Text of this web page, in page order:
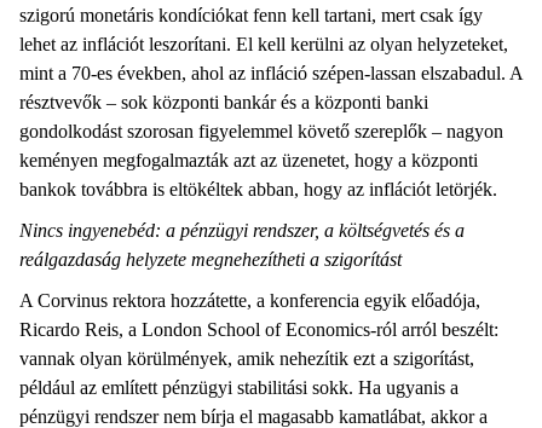
szigorú monetáris kondíciókat fenn kell tartani, mert csak így
lehet az inflációt leszorítani. El kell kerülni az olyan helyzeteket,
mint a 70-es években, ahol az infláció szépen-lassan elszabadul. A
résztvevők – sok központi bankár és a központi banki
gondolkodást szorosan figyelemmel követő szereplők – nagyon
keményen megfogalmazták azt az üzenetet, hogy a központi
bankok továbbra is eltökéltek abban, hogy az inflációt letörjék.
Nincs ingyenebéd: a pénzügyi rendszer, a költségvetés és a
reálgazdaság helyzete megnehezítheti a szigorítást
A Corvinus rektora hozzátette, a konferencia egyik előadója,
Ricardo Reis, a London School of Economics-ról arról beszélt:
vannak olyan körülmények, amik nehezítik ezt a szigorítást,
például az említett pénzügyi stabilitási sokk. Ha ugyanis a
pénzügyi rendszer nem bírja el magasabb kamatlábat, akkor a